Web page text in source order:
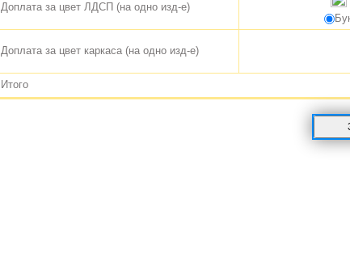
Доплата за цвет ЛДСП (на одно изд-е)
Доплата за цвет каркаса (на одно изд-е)
Итого